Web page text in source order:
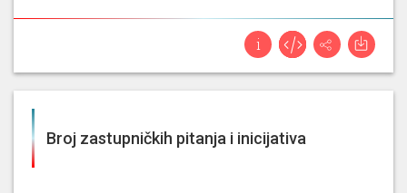
Broj zastupničkih pitanja i inicijativa